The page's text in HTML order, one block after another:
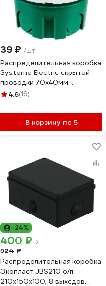
39 ₽ /шт
Распределительная коробка
Systeme Electric скрытой
проводки 70х40мм
IMT35120
4.6(16)
В корзину по 5
-24%
400 ₽
524 ₽
Распределительная коробка
Экопласт JBS210 о/п
210x150x100, 8 выходов,